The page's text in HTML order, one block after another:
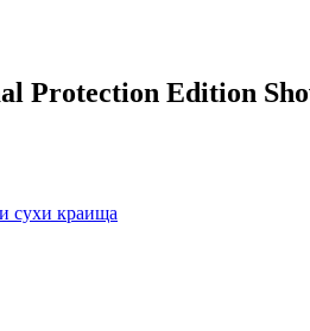
Protection Edition
сухи краища